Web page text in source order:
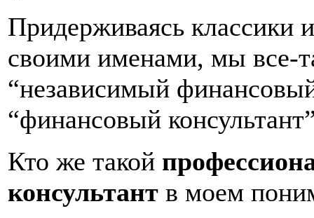
Придерживаясь классики
своими именами, мы все-
“независимый
“финансовый
Кто же такой
консультант в моем